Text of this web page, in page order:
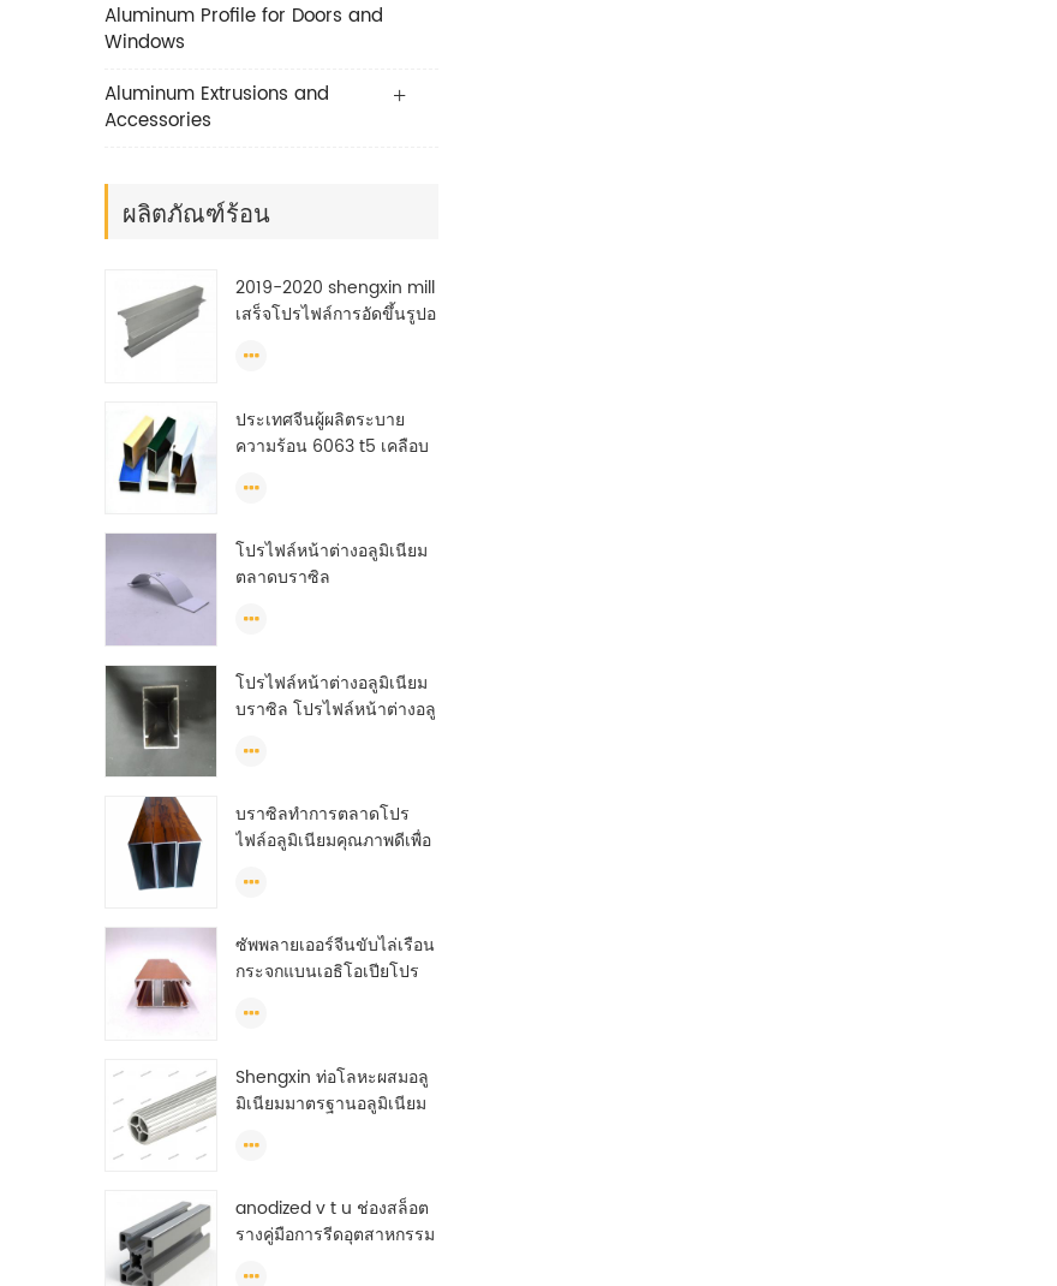
Aluminum Profile for Doors and
Windows
Aluminum Extrusions and
Accessories
ผลิตภัณฑ์ร้อน
2019-2020 shengxin mill
เสร็จโปรไฟล์การอัดขึ้นรูปอ
ประเทศจีนผู้ผลิตระบาย
ความร้อน 6063 t5 เคลือบ
ขึ้นรูปรายละเอียด
โปรไฟล์หน้าต่างอลูมิเนียม
ตลาดบราซิล
โปรไฟล์หน้าต่างอลูมิเนียม
บราซิล โปรไฟล์หน้าต่างอลู
บราซิลทำการตลาดโปร
ไฟล์อลูมิเนียมคุณภาพดีเพื่อ
ซัพพลายเออร์จีนขับไล่เรือน
กระจกแบนเอธิโอเปียโปร
Shengxin ท่อโลหะผสมอลู
มิเนียมมาตรฐานอลูมิเนียม
anodized v t u ช่องสล็อต
รางคู่มือการรีดอุตสาหกรรม